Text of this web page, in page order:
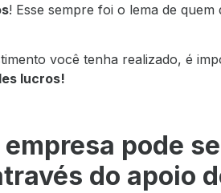
! Esse sempre foi o lema de quem
você tenha realizado, é
lucros!
pode
do apoio